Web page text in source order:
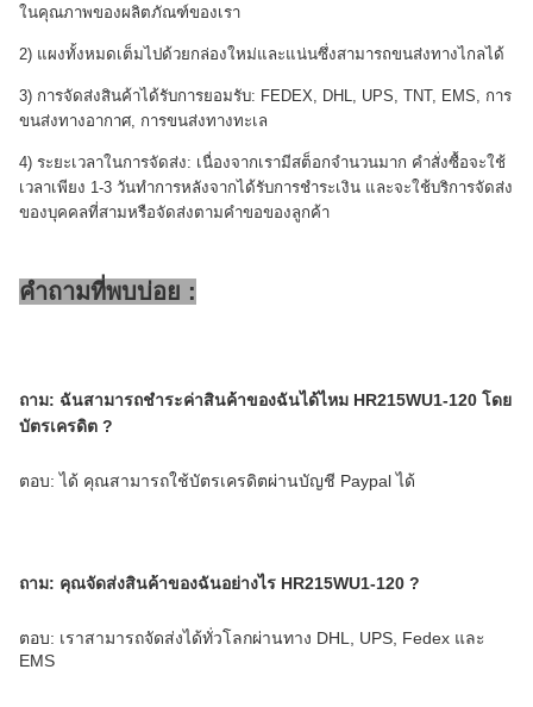
ในคุณภาพของผลิตภัณฑ์ของเรา
2) แผงทั้งหมดเต็มไปด้วยกล่องใหม่และแน่นซึ่งสามารถขนส่งทางไกลได้
3) การจัดส่งสินค้าได้รับการยอมรับ: FEDEX, DHL, UPS, TNT, EMS, การ
ขนส่งทางอากาศ, การขนส่งทางทะเล
4) ระยะเวลาในการจัดส่ง: เนื่องจากเรามีสต็อกจำนวนมาก คำสั่งซื้อจะใช้
เวลาเพียง 1-3 วันทำการหลังจากได้รับการชำระเงิน และจะใช้บริการจัดส่ง
ของบุคคลที่สามหรือจัดส่งตามคำขอของลูกค้า
คำถามที่พบบ่อย :
ถาม: ฉันสามารถชำระค่าสินค้าของฉันได้ไหม HR215WU1-120 โดย
บัตรเครดิต ?
ตอบ: ได้ คุณสามารถใช้บัตรเครดิตผ่านบัญชี Paypal ได้
ถาม: คุณจัดส่งสินค้าของฉันอย่างไร HR215WU1-120 ?
ตอบ: เราสามารถจัดส่งได้ทั่วโลกผ่านทาง DHL, UPS, Fedex และ
EMS